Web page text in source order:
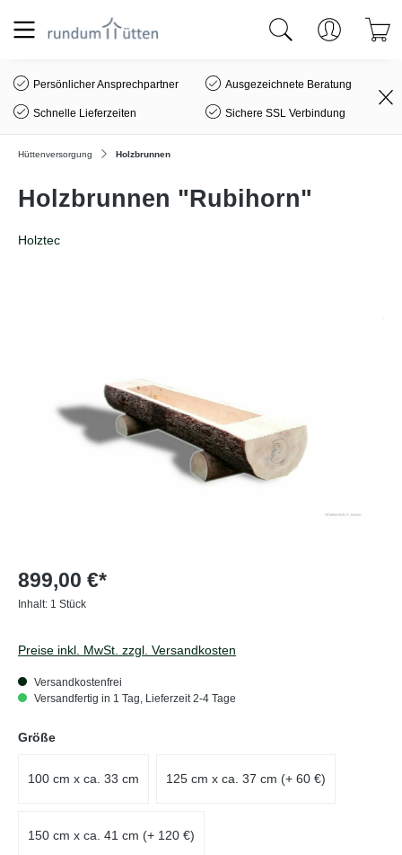
springen
Persönlicher Ansprechpartner Ausgezeichnete Beratung
Schnelle Lieferzeiten Sichere SSL Verbindung
Hüttenversorgung Holzbrunnen
Holzbrunnen "Rubihorn"
Holztec
899,00 €*
Inhalt: 1 Stück
Preise inkl. MwSt. zzgl. Versandkosten
Versandkostenfrei
Versandfertig in 1 Tag, Lieferzeit 2-4 Tage
Größeauswählen
100 cm x ca. 33 cm 125 cm x ca. 37 cm (+ 60 €)
150 cm x ca. 41 cm (+ 120 €)